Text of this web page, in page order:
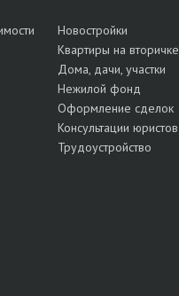
Новостройки
Квартиры на вторичке
Дома, дачи, участки
Нежилой фонд
Оформление сделок
Консультации юристов
Трудоустройство